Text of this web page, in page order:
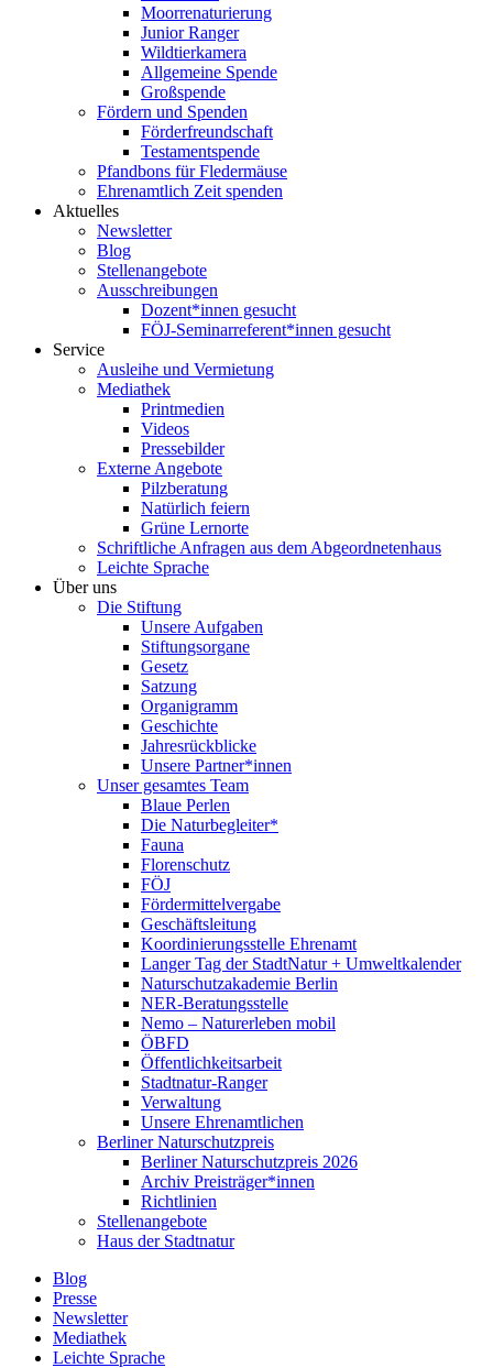
Moorrenaturierung
Junior Ranger
Wildtierkamera
Allgemeine Spende
Großspende
Fördern und Spenden
Förderfreundschaft
Testamentspende
Pfandbons für Fledermäuse
Ehrenamtlich Zeit spenden
Aktuelles
Newsletter
Blog
Stellenangebote
Ausschreibungen
Dozent*innen gesucht
FÖJ-Seminarreferent*innen gesucht
Service
Ausleihe und Vermietung
Mediathek
Printmedien
Videos
Pressebilder
Externe Angebote
Pilzberatung
Natürlich feiern
Grüne Lernorte
Schriftliche Anfragen aus dem Abgeordnetenhaus
Leichte Sprache
Über uns
Die Stiftung
Unsere Aufgaben
Stiftungsorgane
Gesetz
Satzung
Organigramm
Geschichte
Jahresrückblicke
Unsere Partner*innen
Unser gesamtes Team
Blaue Perlen
Die Naturbegleiter*
Fauna
Florenschutz
FÖJ
Fördermittelvergabe
Geschäftsleitung
Koordinierungsstelle Ehrenamt
Langer Tag der StadtNatur + Umweltkalender
Naturschutzakademie Berlin
NER-Beratungsstelle
Nemo – Naturerleben mobil
ÖBFD
Öffentlichkeitsarbeit
Stadtnatur-Ranger
Verwaltung
Unsere Ehrenamtlichen
Berliner Naturschutzpreis
Berliner Naturschutzpreis 2026
Archiv Preisträger*innen
Richtlinien
Stellenangebote
Haus der Stadtnatur
Blog
Presse
Newsletter
Mediathek
Leichte Sprache